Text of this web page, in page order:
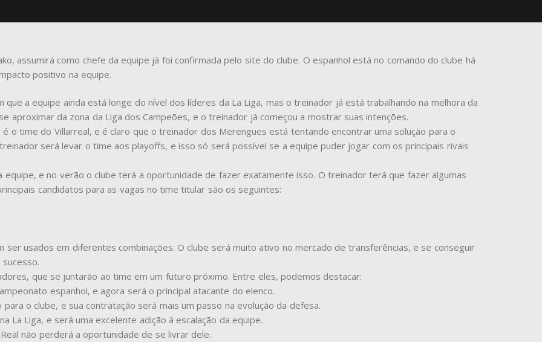
assumirá como chefe da equipe já foi confirmada pelo site do clube. O espanhol está no comando do clube há
positivo na equipe.
a equipe ainda está longe do nível dos líderes da La Liga, mas o treinador já está trabalhando na melhora da
aproximar da zona da Liga dos Campeões, e o treinador já começou a mostrar suas intenções.
é o time do Villarreal, e é claro que o treinador dos Merengues está tentando encontrar uma solução para o
será levar o time aos playoffs, e isso só será possível se a equipe puder jogar com os principais rivais
e no verão o clube terá a oportunidade de fazer exatamente isso. O treinador terá que fazer algumas
candidatos para as vagas no time titular são os seguintes:
usados em diferentes combinações. O clube será muito ativo no mercado de transferências, e se conseguir
que se juntarão ao time em um futuro próximo. Entre eles, podemos destacar:
espanhol, e agora será o principal atacante do elenco.
o clube, e sua contratação será mais um passo na evolução da defesa.
La Liga, e será uma excelente adição à escalação da equipe.
não perderá a oportunidade de se livrar dele.